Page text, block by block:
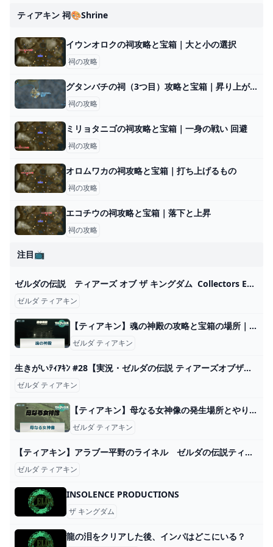
ティアキン 祠🎨shrine
イウンオロクの祠攻略と宝箱｜大と小の選択
祠の攻略
グタンバチの祠（3つ目）攻略と宝箱｜昇り上がる力
祠の攻略
ミリョタニゴの祠攻略と宝箱｜一身の戦い 回避
祠の攻略
オロムワカの祠攻略と宝箱｜打ち上げるもの
祠の攻略
エコチウの祠攻略と宝箱｜落下と上昇
祠の攻略
注目📺
ゼルダの伝説 ティアーズ オブ ザ キングダム Collectors Edition（ゲームカードなし）※特典のみ My Nintendo Store（マイニンテンドーストア）
ゼルダ ティアキン
【ティアキン】魂の神殿の攻略と宝箱の場所｜太古よりの導き【ゼルダの伝説ティアーズオブザキングダム】 - 神ゲー攻略
ゼルダ ティアキン
生きがいﾃｨｱｷﾝ #28【実況・ゼルダの伝説 ティアーズオブザキングダム】 - YouTube
ゼルダ ティアキン
【ティアキン】母なる女神像の発生場所とやり方【ゼルダの伝説ティアーズオブザキングダム】 - 神ゲー攻略
ゼルダ ティアキン
【ティアキン】アラブー平野のライネル ゼルダの伝説ティアーズオブ ザキングダム #ゼルダの伝説 #ティアキン #zelda #shorts - YouTube
ゼルダ ティアキン
INSOLENCE PRODUCTIONS
ザ キングダム
龍の泪をクリアした後、インパはどこにいる？